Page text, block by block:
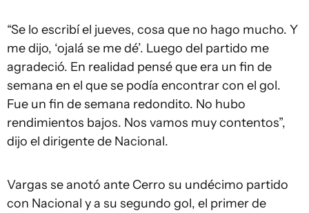
“Se lo escribí el jueves, cosa que no hago mucho. Y
me dijo, ‘ojalá se me dé’. Luego del partido me
agradeció. En realidad pensé que era un fin de
semana en el que se podía encontrar con el gol.
Fue un fin de semana redondito. No hubo
rendimientos bajos. Nos vamos muy contentos”,
dijo el dirigente de Nacional.
Vargas se anotó ante Cerro su undécimo partido
con Nacional y a su segundo gol, el primer de